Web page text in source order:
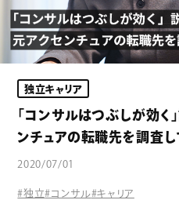
独立キャリア
「コンサルはつぶしが効
ンチュアの転職先を調査し
2020/07/01
#独立#コンサル#キャリア